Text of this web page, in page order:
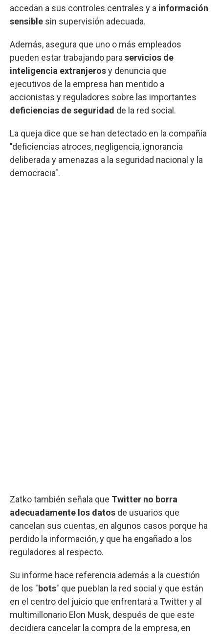
accedan a sus controles centrales y a información
sensible sin supervisión adecuada.
Además, asegura que uno o más empleados
pueden estar trabajando para servicios de
inteligencia extranjerosy denuncia que
ejecutivos de la empresa han mentido a
accionistas y reguladores sobre las importantes
deficiencias de seguridad de la red social.
La queja dice que se han detectado en la compañía
"deficiencias atroces, negligencia, ignorancia
deliberada y amenazas a la seguridad nacional y la
democracia".
Zatko también señala que Twitter no borra
adecuadamente los datos de usuarios que
cancelan sus cuentas, en algunos casos porque ha
perdido la información, y que ha engañado a los
reguladores al respecto.
Su informe hace referencia además a la cuestión
de los "bots" que pueblan la red social y que están
en el centro del juicio que enfrentará a Twitter y al
multimillonario Elon Musk, después de que este
decidiera cancelar la compra de la empresa, en